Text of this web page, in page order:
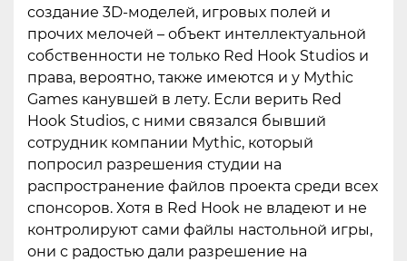
создание 3D-моделей, игровых полей и
прочих мелочей – объект интеллектуальной
собственности не только Red Hook Studios и
права, вероятно, также имеются и у Mythic
Games канувшей в лету. Если верить Red
Hook Studios, с ними связался бывший
сотрудник компании Mythic, который
попросил разрешения студии на
распространение файлов проекта среди всех
спонсоров. Хотя в Red Hook не владеют и не
контролируют сами файлы настольной игры,
они с радостью дали разрешение на